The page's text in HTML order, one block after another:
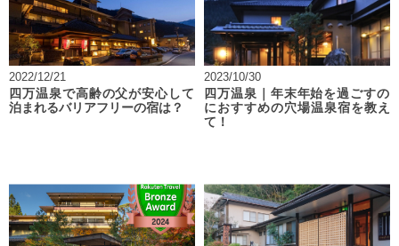
2022/12/21
四万温泉で高齢の父が安心して
泊まれるバリアフリーの宿は？
2023/10/30
四万温泉｜年末年始を過ごすの
におすすめの穴場温泉宿を教え
て！